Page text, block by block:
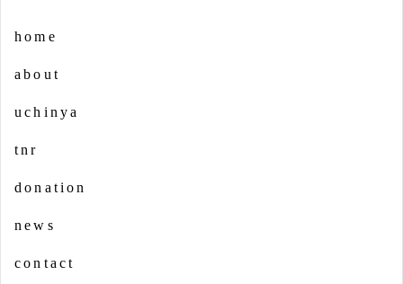
home
about
uchinya
tnr
donation
news
contact